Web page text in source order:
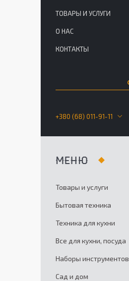
ТОВАРЫ И УСЛУГИ
О НАС
КОНТАКТЫ
+380 (68) 011-91-11
Товары и услуги
Бытовая техника
Техника для кухни
Все для кухни, посуда
Наборы инструментов
Сад и дом